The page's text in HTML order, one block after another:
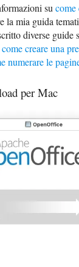
sucome
la mia guida
diverse guide
come creare una
numerare le
per Mac